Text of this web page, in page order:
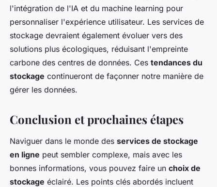
l'intégration de l'IA et du machine learning pour
personnaliser l'expérience utilisateur. Les services de
stockage devraient également évoluer vers des
solutions plus écologiques, réduisant l'empreinte
carbone des centres de données. Ces tendances du
stockage continueront de façonner notre manière de
gérer les données.
Conclusion et prochaines étapes
Naviguer dans le monde des services de stockage
en ligne peut sembler complexe, mais avec les
bonnes informations, vous pouvez faire un choix de
stockage éclairé. Les points clés abordés incluent